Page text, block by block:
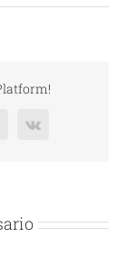
Vk